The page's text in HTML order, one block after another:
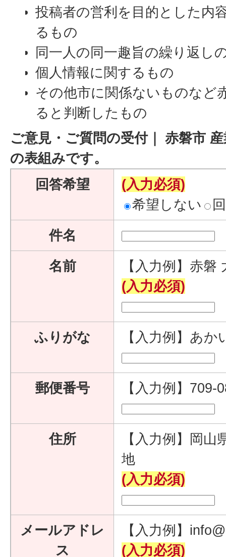
投稿者の営利を目的とした内
るもの
同一人の同一趣旨の繰り返し
個人情報に関するもの
その他市に関係ないものなど
ると判断したもの
ご意見・ご質問の受付｜ 赤磐市
の表組みです。
回答希望
(入力必須)
希望しない
件名
名前
【入力例】赤磐
(入力必須)
ふりがな 【入力例】あ
郵便番号 【入力例】
住所
【入力例】岡
地
(入力必須)
メールアドレ
ス
【入力例】
(入力必須)